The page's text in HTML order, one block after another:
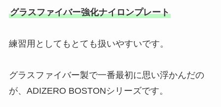
グラスファイバー強化ナイロンプレート
練習用としてもとても扱いやすいです。
グラスファイバー製で一番最初に思い浮かんだの
が、ADIZERO BOSTONシリーズです。